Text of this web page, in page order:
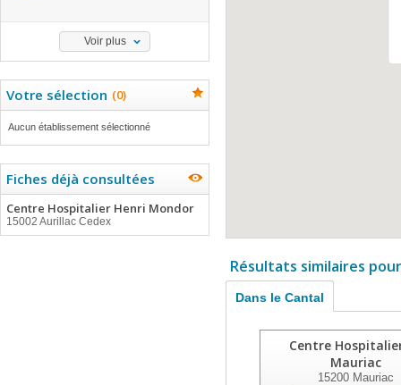
Voir plus
Votre sélection (0)
Aucun établissement sélectionné
Fiches déjà consultées
Centre Hospitalier Henri Mondor
15002 Aurillac Cedex
Résultats similaires
Dans le Cantal
Centre
Mauriac
15200 Mauriac